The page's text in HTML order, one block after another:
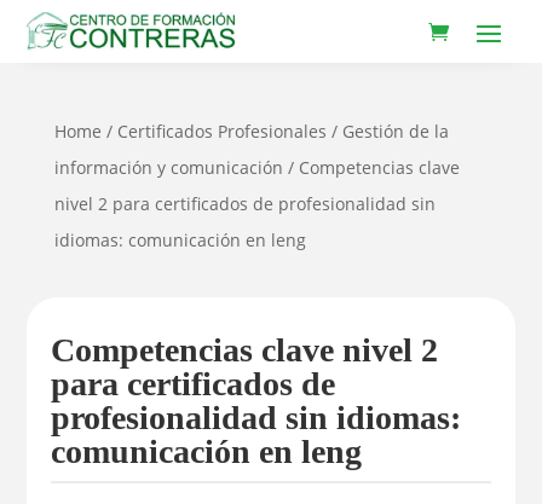
Home / Certificados Profesionales / Gestión de la
información y comunicación / Competencias clave
nivel 2 para certificados de profesionalidad sin
idiomas: comunicación en leng
Competencias clave nivel 2
para certificados de
profesionalidad sin idiomas:
comunicación en leng